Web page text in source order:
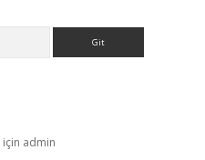
için admin